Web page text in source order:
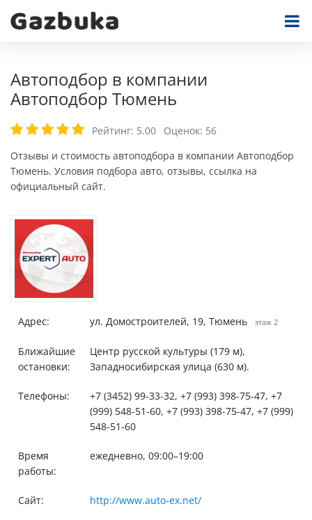
Автоподбор в компании
Автоподбор Тюмень
Рейтинг: 5.00 Оценок: 56
Отзывы и стоимость автоподбора в компании Автоподбор
Тюмень. Условия подбора авто, отзывы, ссылка на
официальный сайт.
Адрес: ул. Домостроителей, 19, Тюмень этаж 2
Ближайшие
остановки:
Центр русской культуры (179 м),
Западносибирская улица (630 м).
Телефоны:
+7 (3452) 99-33-32, +7 (993) 398-75-47, +7
(999) 548-51-60, +7 (993) 398-75-47, +7 (999)
548-51-60
Время
работы:
ежедневно, 09:00–19:00
Сайт: http://www.auto-ex.net/